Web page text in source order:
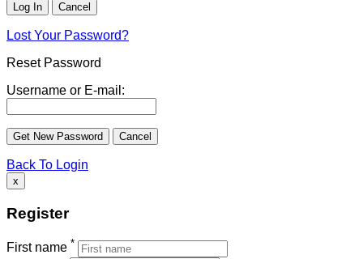
Lost Your Password?
Reset Password
Username or E-mail:
Back To Login
x
Register
First name *